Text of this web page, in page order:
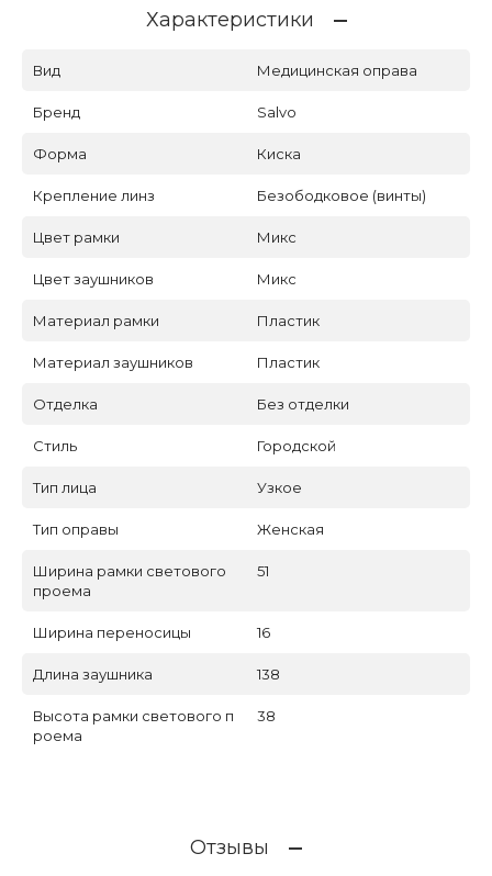
Характеристики
Вид Медицинская оправа
Бренд Salvo
Форма Киска
Крепление линз Безободковое (винты)
Цвет рамки Микс
Цвет заушников Микс
Материал рамки Пластик
Материал заушников Пластик
Отделка Без отделки
Стиль Городской
Тип лица Узкое
Тип оправы Женская
Ширина рамки светового
проема
51
Ширина переносицы 16
Длина заушника 138
Высота рамки светового п
роема
38
Отзывы